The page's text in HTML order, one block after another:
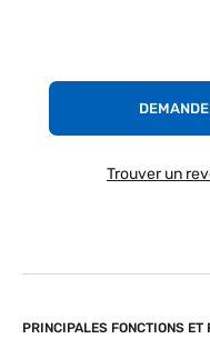
PRINCIPALES FONCTIONS ET
Trouver un